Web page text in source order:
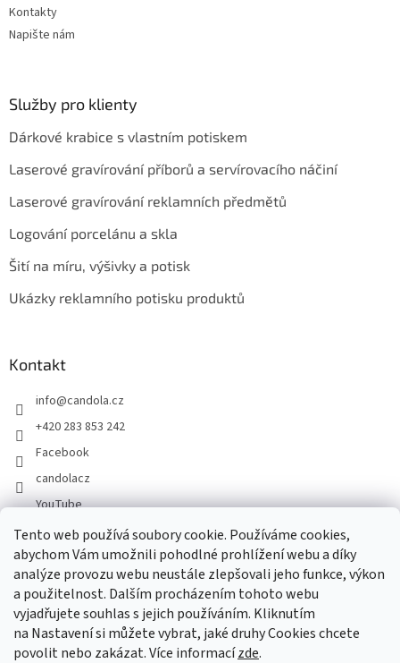
Tento web používá soubory cookie. Používáme cookies,
abychom Vám umožnili pohodlné prohlížení webu a díky
analýze provozu webu neustále zlepšovali jeho funkce, výkon
a použitelnost. Dalším procházením tohoto webu
vyjadřujete souhlas s jejich používáním. Kliknutím
na Nastavení si můžete vybrat, jaké druhy Cookies chcete
povolit nebo zakázat. Více informacízde.
Kontakty
Napište nám
Služby pro klienty
Dárkové krabice s vlastním potiskem
Laserové gravírování příborů a servírovacího náčiní
Laserové gravírování reklamních předmětů
Logování porcelánu a skla
Šití na míru, výšivky a potisk
Ukázky reklamního potisku produktů
Kontakt
info@candola.cz
+420 283 853 242
Facebook
candolacz
YouTube
Přijímáme online platby